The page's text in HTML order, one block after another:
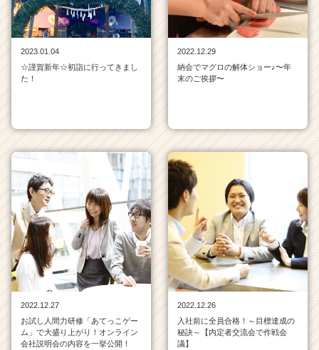
イ
ム
ン
ベ
ン
チ
ャ
ー・
長
企
業
か
ら
ウ
ト
2023.01.04
☆謹賀新年☆初詣に行ってきまし
た！
2022.12.29
納会でマグロの解体ショー♪〜年
末のご挨拶〜
2022.12.27
お試し人間力研修「あてっこゲー
ム」で大盛り上がり！オンライン
会社説明会の内容を一挙公開！
2022.12.26
入社前に全員合格！～目標達成の
秘訣～【内定者交流会で作戦会
議】